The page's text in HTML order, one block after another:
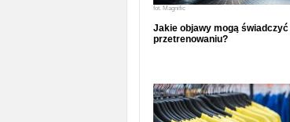
fot. Magnific
Jakie objawy mogą świadczyć
przetrenowaniu?